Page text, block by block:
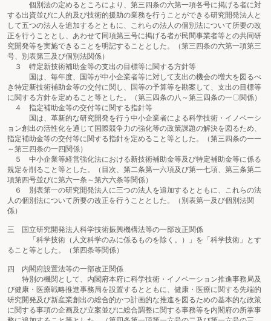
個別法の定めるところにより、第三四条の六第一項各号に掲げる者に対
する出資並びに人的及び技術的援助の業務を行うことができる研究開発法人と
して五つの法人を追加するとともに、これらの法人の個別法について所要の改
正を行うこととし、あわせて同項第三号に掲げる者が民間事業者等との共同研
究開発等を実施できることを明記することとした。（第三四条の六第一項第三
号、別表第三及び個別法関係）
３ 特定新技術補助金等の支出の目標等に関する方針等
国は、毎年度、国等が中小企業者等に対して支出の機会の増大を図るべ
き特定新技術補助金等の交付に関し、国等の予算等を勘案して、支出の目標等
に関する方針を定めること等とした。（第三四条の八～第三四条の一〇関係）
４ 指定補助金等の交付等に関する指針等
国は、革新的な研究開発を行う中小企業者による科学技術・イノベーシ
ョン創出の活性化を通じて国際競争力の強化等の政策課題の解決を図るため、
指定補助金等の交付等に関する指針を定めること等とした。（第三四条の一一
～第三四条の一四関係）
５ 中小企業等経営強化法における新技術補助金等及び特定補助金等に係る
規定を削ること等とした。（目次、第二条第一六項及び第一七項、第三条第二
項第四号並びに第六一条～第六六条等関係）
６ 別表第一の研究開発法人に三つの法人を追加するとともに、これらの法
人の個別法について所要の改正を行うこととした。（別表第一及び個別法関
係）
三 国立研究開発法人科学技術振興機構法等の一部改正関係
「科学技術（人文科学のみに係るものを除く。）」を「科学技術」とす
ること等とした。（第四条等関係）
四 内閣府設置法等の一部改正関係
特別の機関として、内閣府本府に科学技術・イノベーション推進事務局及
び健康・医療戦略推進事務局を設置するとともに、健康・医療に関する先端的
研究開発及び新産業創出の総合的かつ計画的な推進を図るための基本的な政策
に関する事項の企画及び立案並びに総合調整に関する事務等を内閣府の所掌事